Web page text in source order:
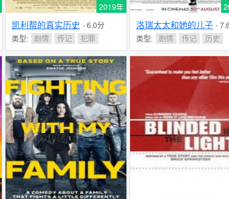
2019年
凯利帮的真实历史 - 6.0分
类型: 剧情 传记 犯罪
洛瑞太太和她的儿子 -
类型: 剧情 传记 历史